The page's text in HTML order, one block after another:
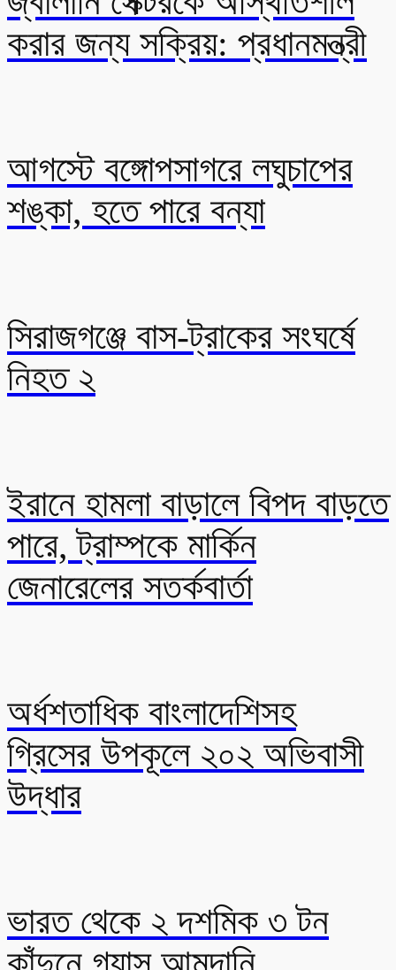
করার জন্য সক্রিয়: প্রধানমন্ত্রী
আগস্টে বঙ্গোপসাগরে লঘুচাপের
শঙ্কা, হতে পারে বন্যা
সিরাজগঞ্জে বাস-ট্রাকের সংঘর্ষে
নিহত ২
ইরানে হামলা বাড়ালে বিপদ বাড়তে
পারে, ট্রাম্পকে মার্কিন
জেনারেলের সতর্কবার্তা
অর্ধশতাধিক বাংলাদেশিসহ
গ্রিসের উপকূলে ২০২ অভিবাসী
উদ্ধার
ভারত থেকে ২ দশমিক ৩ টন